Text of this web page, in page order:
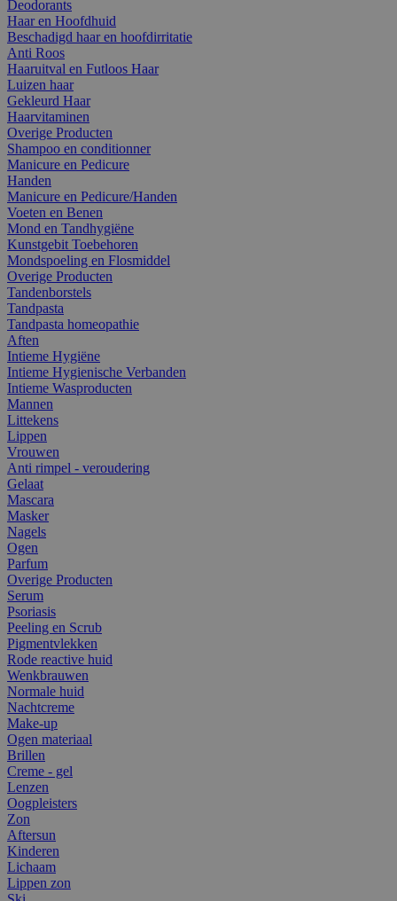
Deodorants
Haar en Hoofdhuid
Beschadigd haar en hoofdirritatie
Anti Roos
Haaruitval en Futloos Haar
Luizen haar
Gekleurd Haar
Haarvitaminen
Overige Producten
Shampoo en conditionner
Manicure en Pedicure
Handen
Manicure en Pedicure/Handen
Voeten en Benen
Mond en Tandhygiëne
Kunstgebit Toebehoren
Mondspoeling en Flosmiddel
Overige Producten
Tandenborstels
Tandpasta
Tandpasta homeopathie
Aften
Intieme Hygiëne
Intieme Hygienische Verbanden
Intieme Wasproducten
Mannen
Littekens
Lippen
Vrouwen
Anti rimpel - veroudering
Gelaat
Mascara
Masker
Nagels
Ogen
Parfum
Overige Producten
Serum
Psoriasis
Peeling en Scrub
Pigmentvlekken
Rode reactive huid
Wenkbrauwen
Normale huid
Nachtcreme
Make-up
Ogen materiaal
Brillen
Creme - gel
Lenzen
Oogpleisters
Zon
Aftersun
Kinderen
Lichaam
Lippen zon